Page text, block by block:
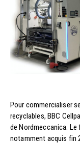
Pour commercialiser
recyclables, BBC
de Nordmeccanica. Le
notamment acquis fin